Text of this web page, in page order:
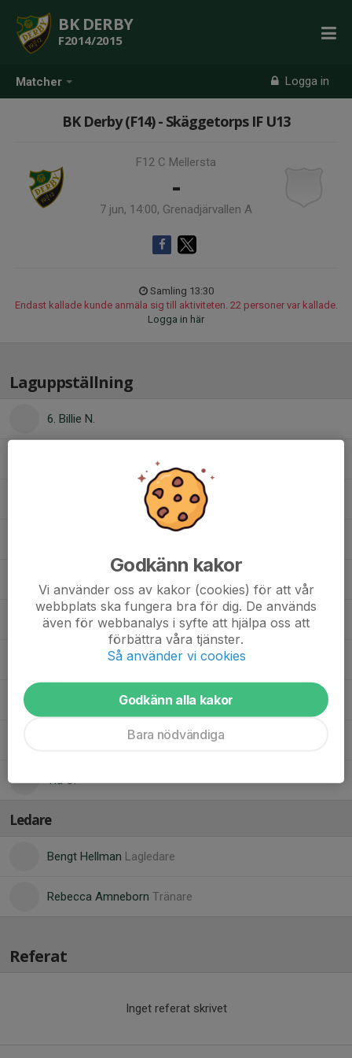
Matcher Logga in
BK DERBY
F2014/2015
BK Derby (F14) - Skäggetorps IF U13
F12 C Mellersta
-
7 jun, 14:00, Grenadjärvallen A
Samling 13:30
Endast kallade kunde anmäla sig till aktiviteten. 22 personer var kallade.
Logga in här
Laguppställning
6. Billie N.
Charlie W.
Tia O.
Ledare
Bengt Hellman Lagledare
Rebecca Amneborn Tränare
Referat
Inget referat skrivet
Godkänn kakor
Vi använder oss av kakor (cookies) för att vår
webbplats ska fungera bra för dig. De används
även för webbanalys i syfte att hjälpa oss att
förbättra våra tjänster.
Så använder vi cookies
Godkänn alla kakor
Bara nödvändiga